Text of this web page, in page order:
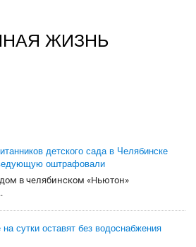
ЖИЗНЬ
детского сада в Челябинске
оштрафовали
в челябинском «Ньютон»
сутки оставят без водоснабжения